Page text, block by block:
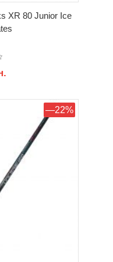
XR 80 Junior Ice
—22%